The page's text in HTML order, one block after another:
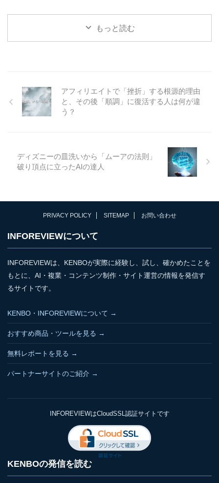
登場以来、特にアメリカを中
心に猛烈な生成AI競争が続い
にも乗ってくれます。Gemini
でもClaudeでもその点はお互
て、「教材商品プロデューサ
案内を個別に告知済です。）
こいつは人によって超便利
で、且つ超強力な助っ人にな
を使った機能です。 HACC販
売ページで説明するには長す
ぎるため、ここで詳細を解説
もっと読む
アフィリエイトで「挫折」する根源的理由
と、その後「順調」に復活する人は何が違
う？
ディズニーの皿洗いから「ムーアの法則」
破り頂点に立ったAIの達人
PRIVACY POLICY SITEMAP お問い合わせ
INFOREVIEWについて
INFOREVIEWは、KENBOが実際に経験し、試し、確かめたことを
もとに、AI・複業・コンテンツ制作・サイト運営の情報を発信す
るサイトです。
KENBO・INFOREVIEWについて →
おすすめ商品・ツールを見る →
無料レポートを見る →
パートナーサイトのご紹介 →
INFOREVIEWはCloudSSL認証サイトです
KENBOの発信を読む